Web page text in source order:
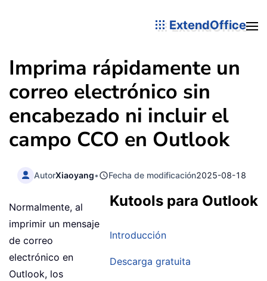
ExtendOffice
Imprima rápidamente un
correo electrónico sin
encabezado ni incluir el
campo CCO en Outlook
AutorXiaoyang• Fecha de modificación2025-08-18
Kutools para Outlook
Introducción
Descarga gratuita
Normalmente, al
imprimir un mensaje
de correo
electrónico en
Outlook, los